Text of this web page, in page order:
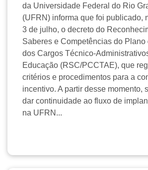
da Universidade Federal do Rio
(UFRN) informa que foi publicado,
3 de julho, o decreto do
Saberes e Competências do Plano
dos Cargos Técnico-
Educação (RSC/PCCTAE), que
critérios e procedimentos para a
incentivo. A partir desse momento,
dar continuidade ao fluxo de
na UFRN...